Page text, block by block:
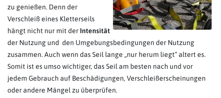
zu genießen. Denn der
Verschleiß eines Kletterseils
hängt nicht nur mit der Intensität
der Nutzung und den Umgebungsbedingungen der Nutzung
zusammen. Auch wenn das Seil lange „nur herum liegt“ altert es.
Somit ist es umso wichtiger, das Seil am besten nach und vor
jedem Gebrauch auf Beschädigungen, Verschleißerscheinungen
oder andere Mängel zu überprüfen.